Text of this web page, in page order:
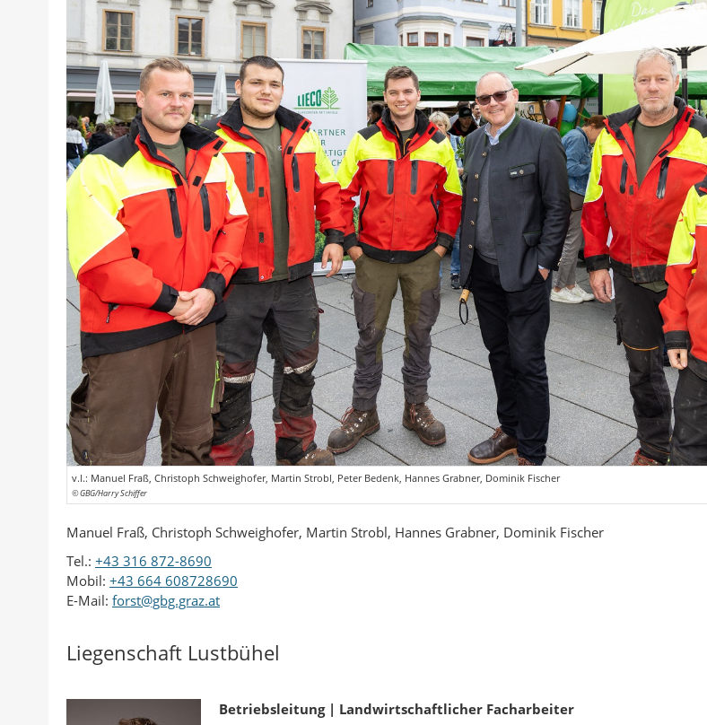
v.l.: Manuel Fraß, Christoph Schweighofer, Martin Strobl, Peter Bedenk, Hannes Grabner, Dominik Fischer
© GBG/Harry Schiffer
Manuel Fraß, Christoph Schweighofer, Martin Strobl, Hannes Grabner, Dominik Fischer
Tel.: +43 316 872-8690
Mobil: +43 664 608728690
E-Mail: forst@gbg.graz.at
Liegenschaft Lustbühel
Betriebsleitung | Landwirtschaftlicher Facharbeiter